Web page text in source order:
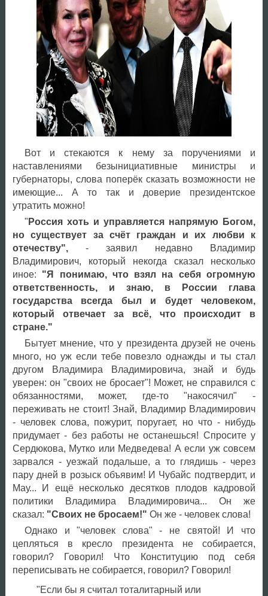
Вот и стекаются к нему за поручениями и
наставлениями безынициативные министры и
губернаторы, слова поперёк сказать возможности не
имеющие... А то так и доверие президентское
утратить можно!
" Россия хоть и управляется напрямую Богом,
но существует за счёт граждан и их любви к
отечеству",- заявил недавно Владимир
Владимирович, который некогда сказал несколько
иное: "Я понимаю, что взял на себя огромную
ответственность, и знаю, в России глава
государства всегда был и будет человеком,
который отвечает за всё, что происходит в
стране."
Бытует мнение, что у президента друзей не очень
много, но уж если тебе повезло однажды и ты стал
другом Владимира Владимировича, знай и будь
уверен: он "своих не бросает"! Может, не справился с
обязанностями, может, где-то "накосячил" -
переживать не стоит! Знай, Владимир Владимирович
- человек слова, пожурит, поругает, но что - нибудь
придумает - без работы не останешься! Спросите у
Сердюкова, Мутко или Медведева! А если уж совсем
зарвался - уезжай подальше, а то глядишь - через
пару дней в розыск объявим! И Чубайс подтвердит, и
Мау... И ещё несколько десятков плодов кадровой
политики Владимира Владимировича... Он же
сказал: "Своих не бросаем!" Он же - человек слова!
Однако и "человек слова" - не святой! И что
цепляться в кресло президента не собирается,
говорил? Говорил! Что Конституцию под себя
переписывать не собирается, говорил? Говорил!
"Если бы я считал тоталитарный или